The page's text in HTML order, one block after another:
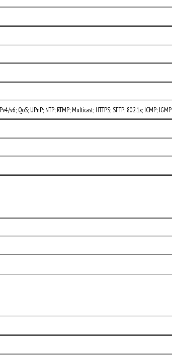
v6; QoS; UPnP; NTP; RTMP; Multicast; HTTPS; SFTP; 802.1x; ICMP; IGMP